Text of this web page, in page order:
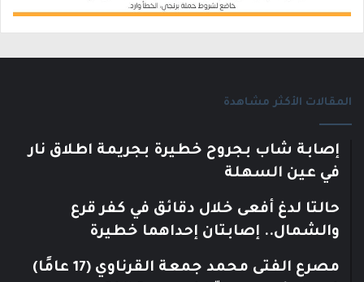
المقالات الأكثر مشاهدة
إصابة شاب بجروح خطيرة بجريمة اطلاق نار
في عين السهلة
حالتا لدغ أفعى خلال دقائق في كفر قرع
والشمال.. إصابتان إحداهما خطيرة
مصرع الفتى محمد جمعة القرناوي (17 عامًا)